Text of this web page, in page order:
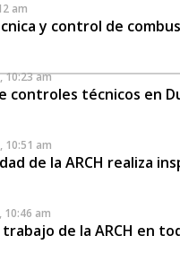
am
y control de
10:23 am
controles técnicos en
10:51 am
de la ARCH realiza
10:46 am
trabajo de la ARCH en